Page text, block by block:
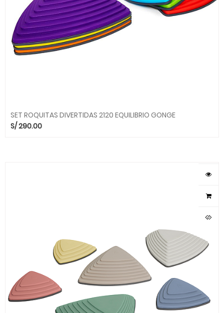
SET ROQUITAS DIVERTIDAS 2120 EQUILIBRIO GONGE
S/290.00